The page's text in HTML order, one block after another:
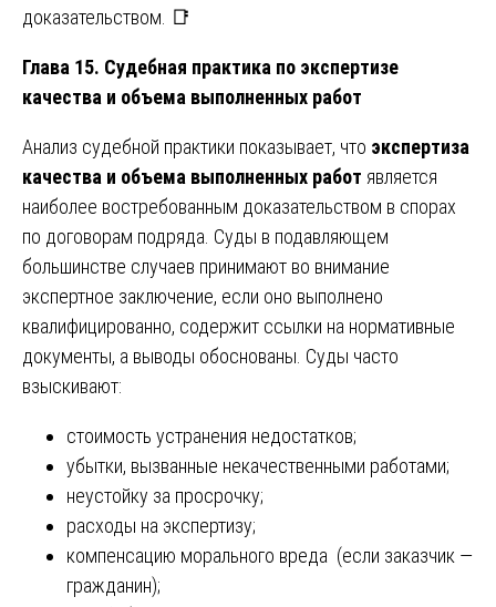
доказательством. 📑
Глава 15. Судебная практика по экспертизе
качества и объема выполненных работ
Анализ судебной практики показывает, что экспертиза
качества и объема выполненных работ является
наиболее востребованным доказательством в спорах
по договорам подряда. Суды в подавляющем
большинстве случаев принимают во внимание
экспертное заключение, если оно выполнено
квалифицированно, содержит ссылки на нормативные
документы, а выводы обоснованы. Суды часто
взыскивают:
стоимость устранения недостатков;
убытки, вызванные некачественными работами;
неустойку за просрочку;
расходы на экспертизу;
компенсацию морального вреда (если заказчик —
гражданин);